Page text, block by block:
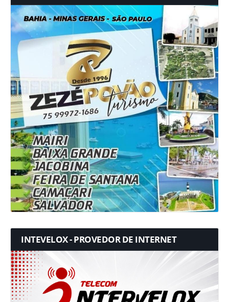
INTEVELOX - PROVEDOR DE INTERNET